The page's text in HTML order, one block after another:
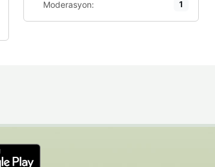
Moderasyon: 1